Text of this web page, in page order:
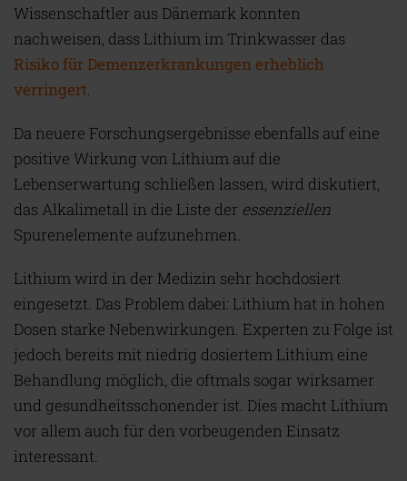
Wissenschaftler aus Dänemark konnten
nachweisen, dass Lithium im Trinkwasser das
Risiko für Demenzerkrankungen erheblich
verringert.
Da neuere Forschungsergebnisse ebenfalls auf eine
positive Wirkung von Lithium auf die
Lebenserwartung schließen lassen, wird diskutiert,
das Alkalimetall in die Liste der essenziellen
Spurenelemente aufzunehmen.
Lithium wird in der Medizin sehr hochdosiert
eingesetzt. Das Problem dabei: Lithium hat in hohen
Dosen starke Nebenwirkungen. Experten zu Folge ist
jedoch bereits mit niedrig dosiertem Lithium eine
Behandlung möglich, die oftmals sogar wirksamer
und gesundheitsschonender ist. Dies macht Lithium
vor allem auch für den vorbeugenden Einsatz
interessant.